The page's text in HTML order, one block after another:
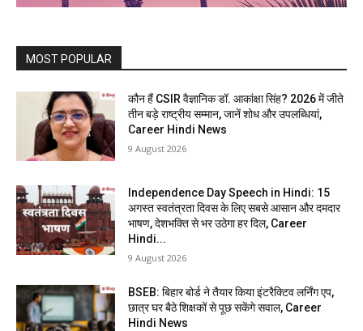
MOST POPULAR
कौन हैं CSIR वैज्ञानिक डॉ. आकांक्षा सिंह? 2026 में जीते
तीन बड़े राष्ट्रीय सम्मान, जानें शोध और उपलब्धियां,
Career Hindi News
9 August 2026
Independence Day Speech in Hindi: 15
अगस्त स्वतंत्रता दिवस के लिए सबसे आसान और दमदार
भाषण, देशभक्ति से भर उठेगा हर दिल, Career
Hindi...
9 August 2026
BSEB: बिहार बोर्ड ने तैयार किया इंटरैक्टिव लर्निंग एप,
छात्र घर बैठे शिक्षकों से पूछ सकेंगे सवाल, Career
Hindi News